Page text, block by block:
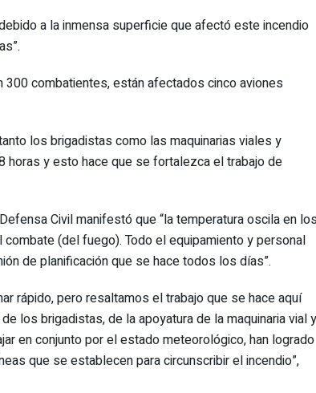
a la inmensa superficie que afectó este incendio
300 combatientes, están afectados cinco aviones
los brigadistas como las maquinarias viales y
horas y esto hace que se fortalezca el trabajo de
Civil manifestó que “la temperatura oscila en
(del fuego). Todo el equipamiento y personal
de planificación que se hace todos los días”.
rápido, pero resaltamos el trabajo que se hace aquí
los brigadistas, de la apoyatura de la maquinaria vial y
en conjunto por el estado meteorológico, han logrado
que se establecen para circunscribir el incendio”,